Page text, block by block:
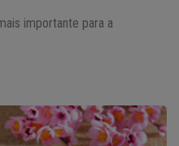
importante para a